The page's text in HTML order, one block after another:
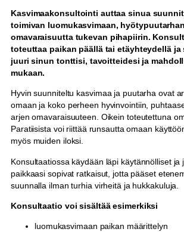
t
o
i
n
t
i
(
k
ä
y
n
i
t
a
e
Kasvimaakonsultointi auttaa sinua
toimivan luomukasvimaan,
omavaraisuutta tukevan pihapiirin.
toteuttaa paikan päällä tai etäyhteydellä ja
juuri sinun tonttisi, tavoitteidesi ja
mukaan.
Hyvin suunniteltu kasvimaa ja puutarha ovat
omaan ja koko perheen hyvinvointiin,
arjen omavaraisuuteen. Oikein toteutettuna
Paratiisista voi riittää runsautta omaan
myös muiden iloksi.
Konsultaatiossa käydään läpi käytännölliset ja
paikkaasi sopivat ratkaisut, jotta pääset
suunnalla ilman turhia virheitä ja hukkakuluja.
Konsultaatio voi sisältää esimerkiksi
luomukasvimaan paikan määrittelyn